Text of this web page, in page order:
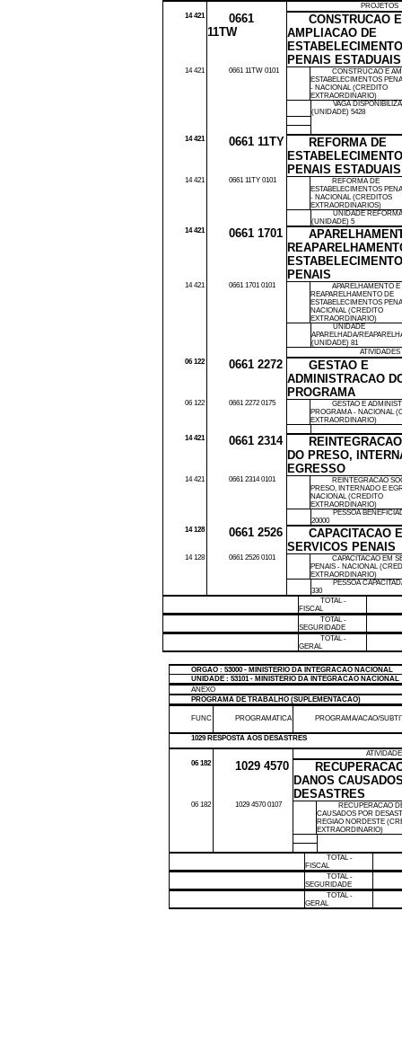
PROJETOS
14 421
0661
11TW
CONSTRUCAO E
AMPLIACAO DE
PENAIS ESTADUAIS
14 421 0661 11TW 0101
CONSTRUCAO E
ESTABELECIMENTOS
- NACIONAL (CREDITO
EXTRAORDINARIO)
VAGA
(UNIDADE) 5428
14 421 0661 11TY
REFORMA DE
PENAIS ESTADUAIS
14 421 0661 11TY 0101
REFORMA DE
ESTABELECIMENTOS
- NACIONAL (CREDITOS
EXTRAORDINARIOS)
UNIDADE
(UNIDADE) 5
14 421
0661 1701
PENAIS
14 421 0661 1701 0101
APARELHAMENTO E
REAPARELHAMENTO DE
ESTABELECIMENTOS
NACIONAL (CREDITO
EXTRAORDINARIO)
UNIDADE
APARELHADA/
(UNIDADE) 81
ATIVIDADES
06 122
0661 2272
GESTAO E
ADMINISTRACAO
PROGRAMA
06 122 0661 2272 0175
GESTAO E
PROGRAMA - NACIONAL
EXTRAORDINARIO)
14 421 0661 2314
DO PRESO,
EGRESSO
14 421 0661 2314 0101
REINTEGRACAO
PRESO, INTERNADO E
NACIONAL (CREDITO
EXTRAORDINARIO)
PESSOA
20000
14 128
0661 2526
CAPACITACAO
SERVICOS PENAIS
14 128 0661 2526 0101
CAPACITACAO EM
PENAIS - NACIONAL
EXTRAORDINARIO)
PESSOA
330
TOTAL -
FISCAL
TOTAL -
SEGURIDADE
TOTAL -
GERAL
ORGAO : 53000 - MINISTERIO DA INTEGRACAO NACIONAL
UNIDADE : 53101 - MINISTERIO DA INTEGRACAO NACIONAL
ANEXO
PROGRAMA DE TRABALHO (SUPLEMENTACAO)
FUNC PROGRAMATICA PROGRAMA/ACAO/
1029 RESPOSTA AOS DESASTRES
06 182
1029 4570
DANOS
DESASTRES
06 182 1029 4570 0107
RECUPERACAO
CAUSADOS POR
REGIAO NORDESTE
EXTRAORDINARIO)
TOTAL -
FISCAL
TOTAL -
SEGURIDADE
TOTAL -
GERAL